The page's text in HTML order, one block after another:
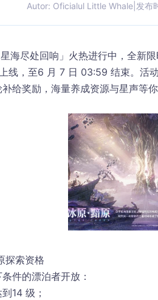
Autor: Oficialul Little Whale| 发布
海尽处回响」火热进行中，全新
线，至6 月 7 日 03:59 结束。活
给奖励，海量养成资源与星声等
探索资格
件的漂泊者开放：
14 级 ；